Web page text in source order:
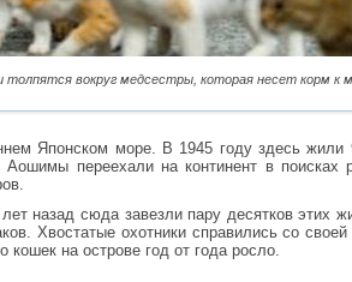
толпятся вокруг медсестры, которая несет корм к
Японском море. В 1945 году здесь жили
Аошимы переехали на континент в
назад сюда завезли пару десятков этих
Хвостатые охотники справились со
на острове год от года росло.